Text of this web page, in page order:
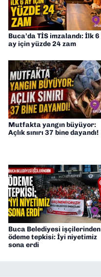
Buca’da TİS imzalandı: İlk 6
ay için yüzde 24 zam
Mutfakta yangın büyüyor:
Açlık sınırı 37 bine dayandı!
Buca Belediyesi işçilerinden
ödeme tepkisi: İyi niyetimiz
sona erdi